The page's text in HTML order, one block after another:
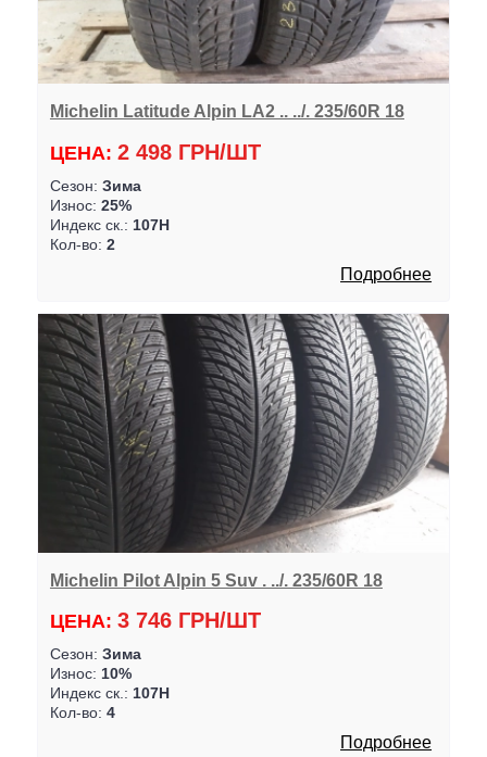
Michelin Latitude Alpin LA2 .. ../. 235/60R 18
ЦЕНА: 2 498 ГРН/ШТ
Сезон: Зима
Износ: 25%
Индекс ск.: 107H
Кол-во: 2
Подробнее
Michelin Pilot Alpin 5 Suv . ../. 235/60R 18
ЦЕНА: 3 746 ГРН/ШТ
Сезон: Зима
Износ: 10%
Индекс ск.: 107H
Кол-во: 4
Подробнее